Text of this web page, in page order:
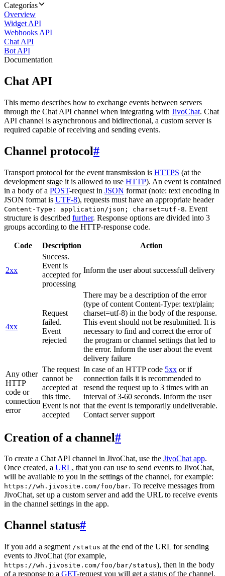
Categorías
Overview
Widget API
Webhooks API
Chat API
Bot API
Documentation
Chat API
This memo describes how to exchange events between servers
through the Chat API channel when integrating with JivoChat. Chat
API channel is asynchronous and bidirectional, a custom server is
required capable of receiving and sending events.
Channel protocol#
Transport protocol for the event transmission is HTTPS (at the
development stage it is allowed to use HTTP). An event is contained
in a body of a POST-request in JSON format (note: text encoding in
JSON format is UTF-8), requests must have an appropriate header
Content-Type: application/json; charset=utf-8. Event
structure is described further. Response options are divided into 3
groups according to the HTTP-response code.
Code Description Action
2xx
Success.
Event is
accepted for
processing
Inform the user about successfull delivery
4xx
Request
failed.
Event
rejected
There may be a description of the error
(type of content Content-Type: text/plain;
charset=utf-8) in the body of the response.
This event should not be resubmitted. It is
necessary to find and correct the error of
the program or channel settings that led to
the error. Inform the user about the event
delivery failure
Any other
HTTP
code or
connection
error
The request
cannot be
accepted at
this time.
Event is not
accepted
In case of an HTTP code 5xx or if
connection fails it is recommended to
resend the request up to 3 times with an
interval of 3-60 seconds. Inform the user
that the event is temporarily undeliverable.
Contact server support
Creation of a channel#
To create a Chat API channel in JivoChat, use the JivoChat app.
Once created, a URL, that you can use to send events to JivoChat,
will be available to you in the settings of the channel, for example:
https://wh.jivosite.com/foo/bar. To receive messages from
JivoChat, set up a custom server and add the URL to receive events
in the channel settings in the app.
Channel status#
If you add a segment /status at the end of the URL for sending
events to JivoChat (for example,
https://wh.jivosite.com/foo/bar/status), then in the body
of a response to a GET-request you will get a status of the channel,